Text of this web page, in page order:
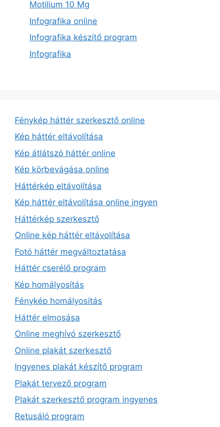
Motilium 10 Mg
Infografika online
Infografika készítő program
Infografika
Fénykép háttér szerkesztő online
Kép háttér eltávolítása
Kép átlátszó háttér online
Kép körbevágása online
Háttérkép eltávolítása
Kép háttér eltávolítása online ingyen
Háttérkép szerkesztő
Online kép háttér eltávolítása
Fotó háttér megváltoztatása
Háttér cserélő program
Kép homályosítás
Fénykép homályosítás
Háttér elmosása
Online meghívó szerkesztő
Online plakát szerkesztő
Ingyenes plakát készítő program
Plakát tervező program
Plakát szerkesztő program ingyenes
Retusáló program